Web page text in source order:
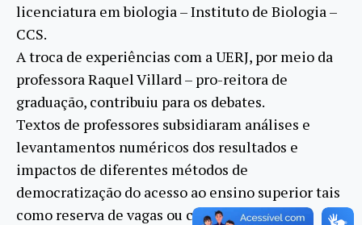
licenciatura em biologia – Instituto de Biologia –
CCS.
A troca de experiências com a UERJ, por meio da
professora Raquel Villard – pro-reitora de
graduação, contribuiu para os debates.
Textos de professores subsidiaram análises e
levantamentos numéricos dos resultados e
impactos de diferentes métodos de
democratização do acesso ao ensino superior tais
como reserva de vagas ou cotas étnicas.